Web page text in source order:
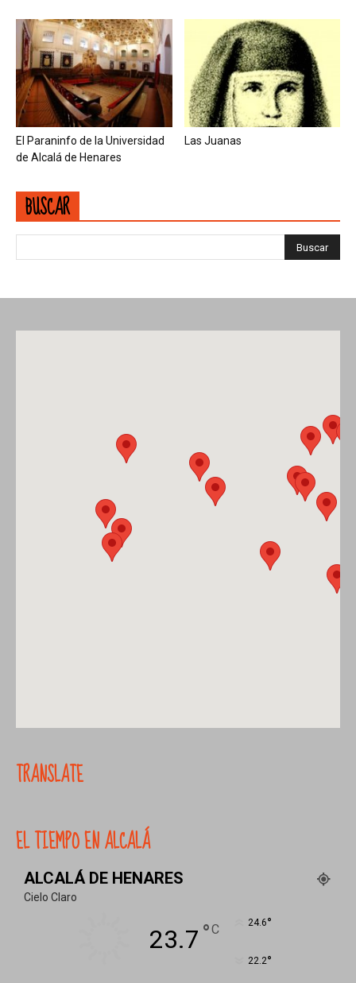
El Paraninfo de la Universidad
de Alcalá de Henares
Las Juanas
BUSCAR
TRANSLATE
EL TIEMPO EN ALCALÁ
ALCALÁ DE HENARES
Cielo Claro
23.7 °C 24.6°
22.2°